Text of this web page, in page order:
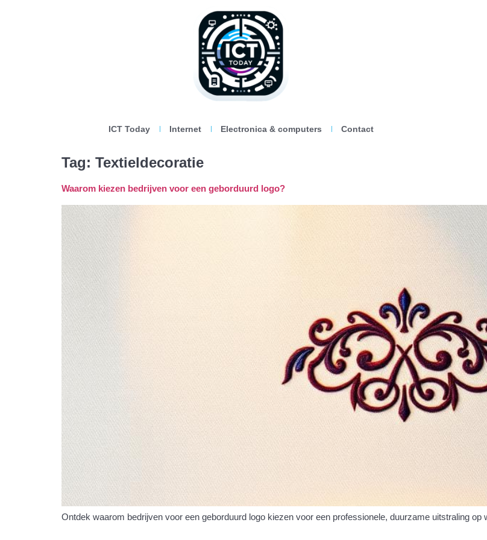
ICT Today Internet Electronica & computers Contact
Tag: Textieldecoratie
Waarom kiezen bedrijven voor een geborduurd logo?
Ontdek waarom bedrijven voor een geborduurd logo kiezen voor een professionele, duurzame uitstraling op